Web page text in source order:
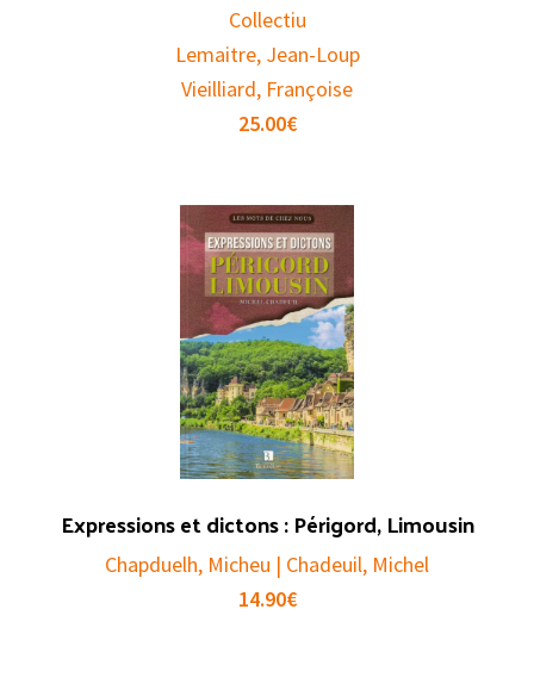
Collectiu
Lemaitre, Jean-Loup
Vieilliard, Françoise
25.00€
Expressions et dictons : Périgord, Limousin
Chapduelh, Micheu | Chadeuil, Michel
14.90€